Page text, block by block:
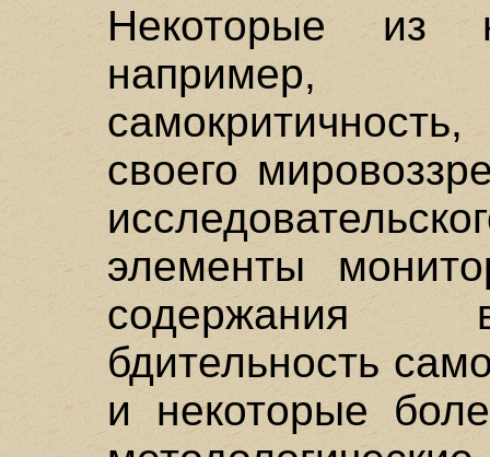
Некоторые из
например,
своего
элементы
содержания
бдительность
и некоторые